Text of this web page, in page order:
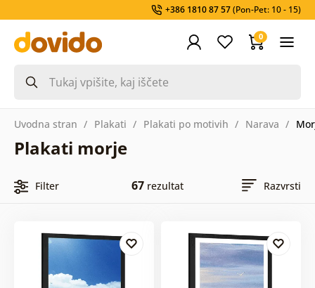
+386 1810 87 57(Pon-Pet: 10 - 15)
0
Uvodna stran Plakati Plakati po motivih Narava
Plakati morje
Filter 67 rezultat Razvrsti